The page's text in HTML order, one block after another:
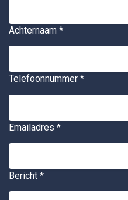
Achternaam *
Telefoonnummer *
Emailadres *
Bericht *